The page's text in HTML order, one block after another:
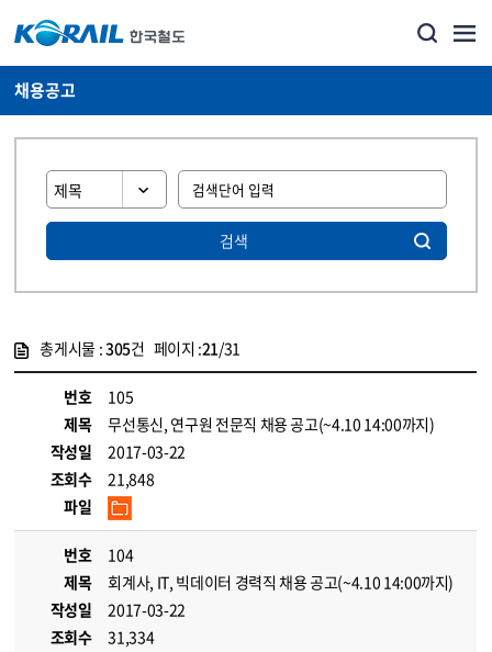
채용공고
검색
총게시물 :305건 페이지 :21/31
번호
105
제목
무선통신, 연구원 전문직 채용 공고(~4.10 14:00까지)
작성일
2017-03-22
조회수
21,848
파일
번호
104
제목
회계사, IT, 빅데이터 경력직 채용 공고(~4.10 14:00까지)
작성일
2017-03-22
조회수
31,334